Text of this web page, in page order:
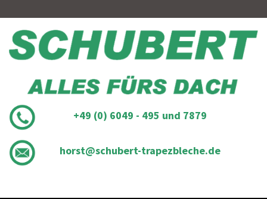
content
+49 (0) 6049 - 495 und 7879
horst@schubert-trapezbleche.de